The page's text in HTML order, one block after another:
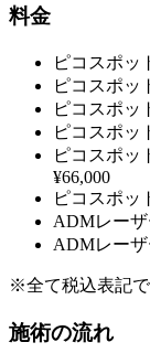
料金
ピコスポッ
ピコスポッ
ピコスポッ
ピコスポッ
ピコスポッ
¥66,000
ピコスポッ
ADMレーザ
ADMレーザ
※全て税込表記
施術の流れ